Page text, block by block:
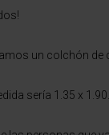
un colchón de
sería 1.35 x 1.90.